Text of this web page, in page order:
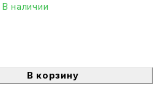
В наличии
В корзину